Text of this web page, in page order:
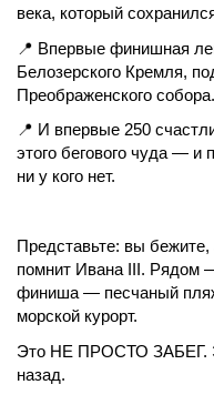
века, который
📍 Впервые финишная
Белозерского Кремля,
Преображенского собора.
📍 И впервые 250
этого бегового чуда —
ни у кого нет.
Представьте: вы
помнит Ивана III. Рядом
финиша — песчаный
морской курорт.
Это НЕ ПРОСТО ЗАБЕГ.
назад.